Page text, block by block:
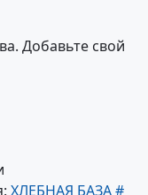
Добавьте свой
ХЛЕБНАЯ БАЗА #